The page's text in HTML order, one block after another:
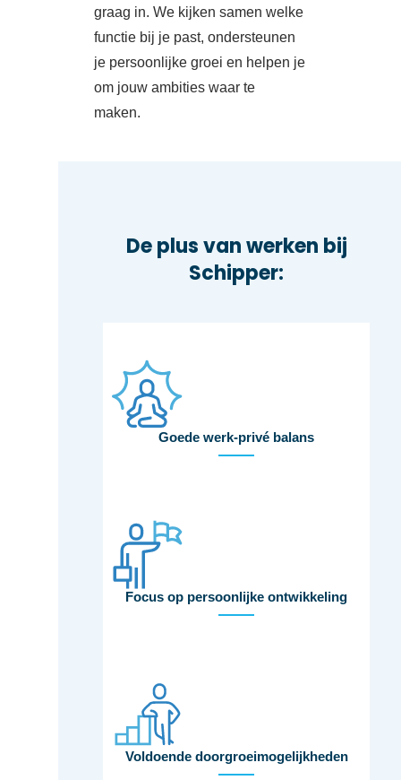
graag in. We kijken samen welke
functie bij je past, ondersteunen
je persoonlijke groei en helpen je
om jouw ambities waar te
maken.
De plus van werken bij
Schipper:
Goede werk-privé balans
Focus op persoonlijke ontwikkeling
Voldoende doorgroeimogelijkheden